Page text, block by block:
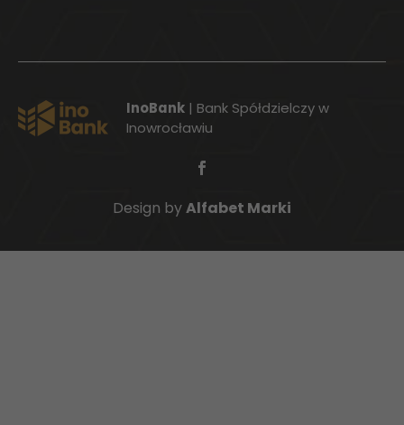
InoBank | Bank Spółdzielczy w
Inowrocławiu
Design byAlfabet Marki